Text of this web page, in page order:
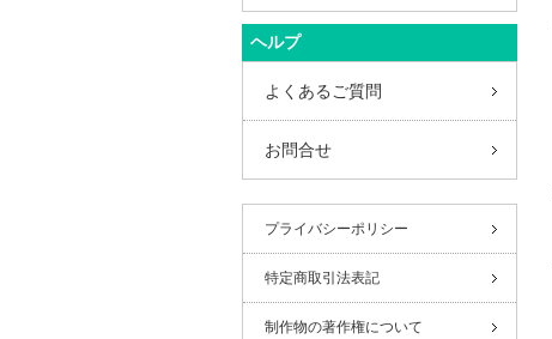
ヘルプ
よくあるご質問
お問合せ
プライバシーポリシー
特定商取引法表記
制作物の著作権について